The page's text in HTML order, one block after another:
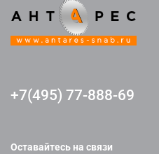
+7(495) 77-888-69
Оставайтесь на связи